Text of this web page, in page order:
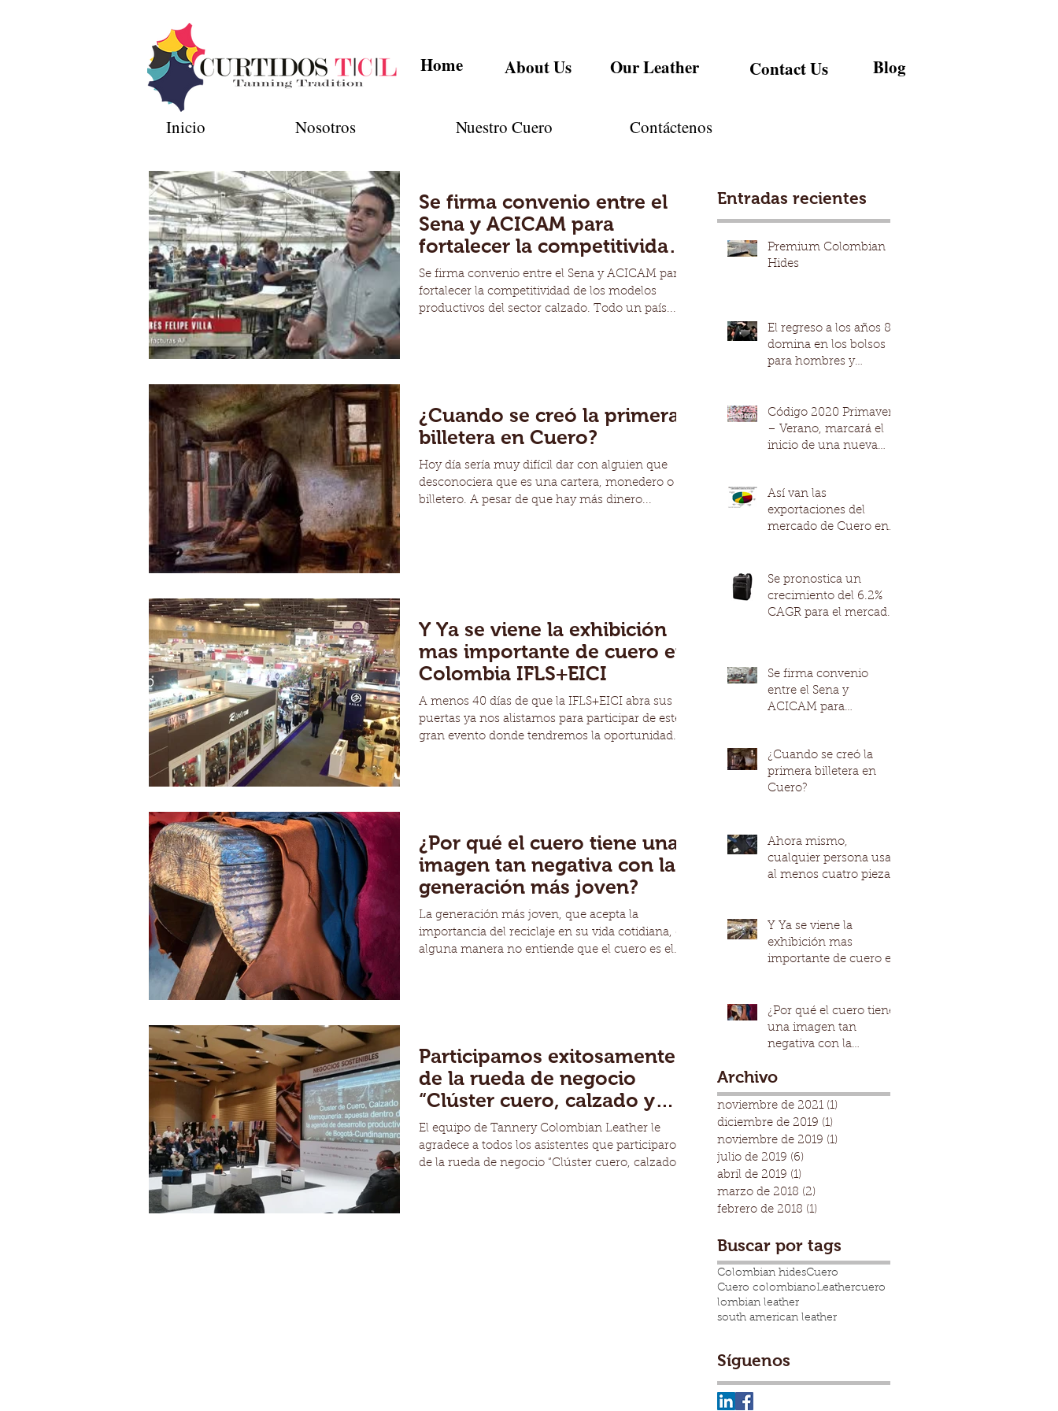
Home About Us Our Leather Contact Us Blog
Inicio Nosotros Nuestro Cuero Contáctenos
Se firma convenio entre el
Sena y ACICAM para
fortalecer la competitividad
de los modelos productivo
Se firma convenio entre el Sena y ACICAM para
fortalecer la competitividad de los modelos
productivos del sector calzado. Todo un país...
¿Cuando se creó la primera
billetera en Cuero?
Hoy día sería muy difícil dar con alguien que
desconociera que es una cartera, monedero o
billetero. A pesar de que hay más dinero...
Y Ya se viene la exhibición
mas importante de cuero en
Colombia IFLS+EICI
A menos 40 días de que la IFLS+EICI abra sus
puertas ya nos alistamos para participar de este
gran evento donde tendremos la oportunidad...
¿Por qué el cuero tiene una
imagen tan negativa con la
generación más joven?
La generación más joven, que acepta la
importancia del reciclaje en su vida cotidiana, de
alguna manera no entiende que el cuero es el...
Participamos exitosamente
de la rueda de negocio
“Clúster cuero, calzado y
marroquinería”.
El equipo de Tannery Colombian Leather le
agradece a todos los asistentes que participaron
de la rueda de negocio “Clúster cuero, calzado...
Entradas recientes
Premium Colombian
Hides
El regreso a los años 80
domina en los bolsos
para hombres y
Código 2020 Primavera
– Verano, marcará el
inicio de una nueva
Así van las
exportaciones del
mercado de Cuero en
Se pronostica un
crecimiento del 6.2%
CAGR para el mercado
Se firma convenio
entre el Sena y
ACICAM para
modelos productivo
¿Cuando se creó la
primera billetera en
Cuero?
Ahora mismo,
cualquier persona usa
al menos cuatro piezas
Y Ya se viene la
exhibición mas
importante de cuero en
¿Por qué el cuero tiene
una imagen tan
negativa con la
Archivo
noviembre de 2021 (1)
diciembre de 2019 (1)
noviembre de 2019 (1)
julio de 2019 (6)
abril de 2019 (1)
marzo de 2018 (2)
febrero de 2018 (1)
Buscar por tags
Colombian hidesCuero
Cuero colombianoLeathercuero
lombian leather
south american leather
Síguenos